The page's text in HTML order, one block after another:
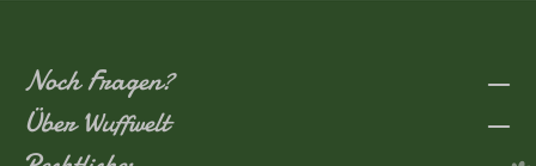
Noch Fragen?
Über Wuffwelt